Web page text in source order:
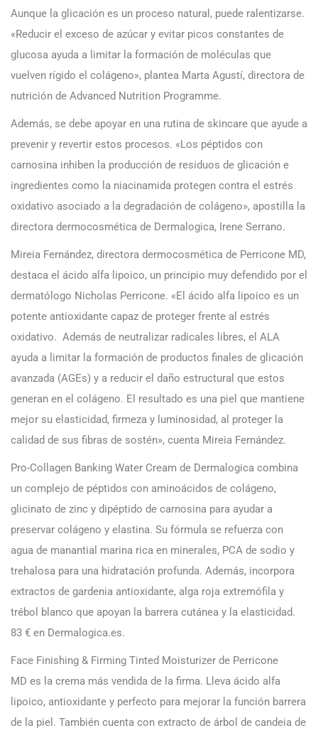
Aunque la glicación es un proceso natural, puede ralentizarse.
«Reducir el exceso de azúcar y evitar picos constantes de
glucosa ayuda a limitar la formación de moléculas que
vuelven rígido el colágeno», plantea Marta Agustí, directora de
nutrición de Advanced Nutrition Programme.
Además, se debe apoyar en una rutina de skincare que ayude a
prevenir y revertir estos procesos. «Los péptidos con
carnosina inhiben la producción de residuos de glicación e
ingredientes como la niacinamida protegen contra el estrés
oxidativo asociado a la degradación de colágeno», apostilla la
directora dermocosmética de Dermalogica, Irene Serrano.
Mireia Fernández, directora dermocosmética de Perricone MD,
destaca el ácido alfa lipoico, un principio muy defendido por el
dermatólogo Nicholas Perricone. «El ácido alfa lipoico es un
potente antioxidante capaz de proteger frente al estrés
oxidativo. Además de neutralizar radicales libres, el ALA
ayuda a limitar la formación de productos finales de glicación
avanzada (AGEs) y a reducir el daño estructural que estos
generan en el colágeno. El resultado es una piel que mantiene
mejor su elasticidad, firmeza y luminosidad, al proteger la
calidad de sus fibras de sostén», cuenta Mireia Fernández.
Pro-Collagen Banking Water Cream de Dermalogica combina
un complejo de péptidos con aminoácidos de colágeno,
glicinato de zinc y dipéptido de carnosina para ayudar a
preservar colágeno y elastina. Su fórmula se refuerza con
agua de manantial marina rica en minerales, PCA de sodio y
trehalosa para una hidratación profunda. Además, incorpora
extractos de gardenia antioxidante, alga roja extremófila y
trébol blanco que apoyan la barrera cutánea y la elasticidad.
83 € en Dermalogica.es.
Face Finishing & Firming Tinted Moisturizer de Perricone
MD es la crema más vendida de la firma. Lleva ácido alfa
lipoico, antioxidante y perfecto para mejorar la función barrera
de la piel. También cuenta con extracto de árbol de candeia de